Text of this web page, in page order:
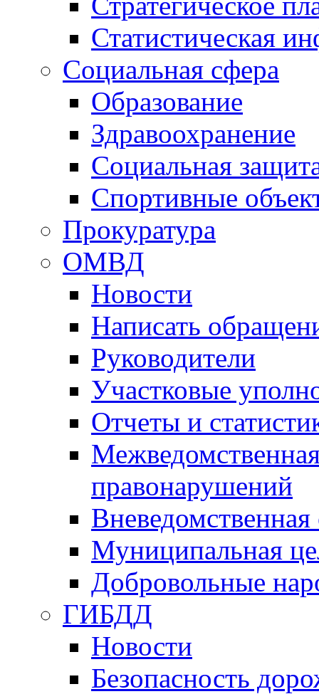
Статистическая
Социальная сфера
Образование
Здравоохранение
Социальная
Спортивные
Прокуратура
ОМВД
Новости
Написать
Руководители
Участковые
Отчеты и
правонарушений
Вневедомственная
Муниципальная
Добровольные
ГИБДД
Новости
Безопасность